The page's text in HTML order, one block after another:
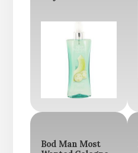
Bod Man Most